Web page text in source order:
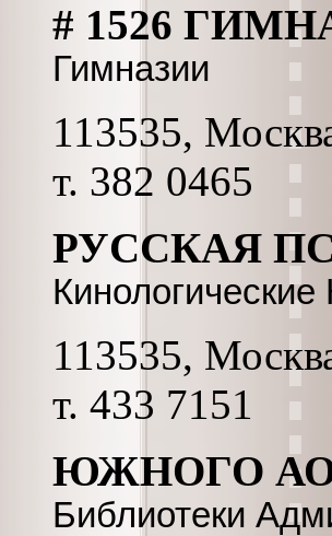
# 1526
Гимназии
113535,
т. 382 0465
РУССКАЯ
113535,
т. 433 7151
ЮЖНОГО АО
Библиотеки